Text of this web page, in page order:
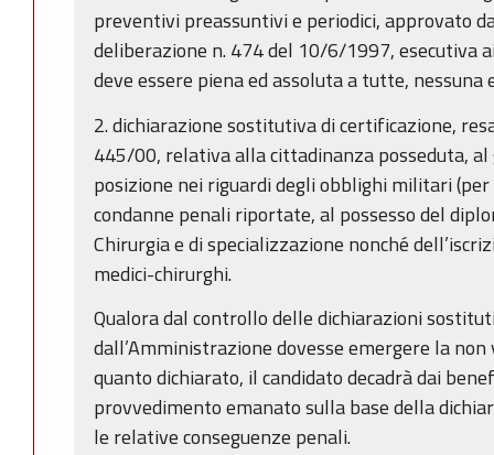
preventivi preassuntivi e periodici, approvato
deliberazione n. 474 del 10/6/1997, esecutiva
deve essere piena ed assoluta a tutte, nessuna
2. dichiarazione sostitutiva di certificazione,
445/00, relativa alla cittadinanza posseduta,
posizione nei riguardi degli obblighi militari
condanne penali riportate, al possesso del
Chirurgia e di specializzazione nonché
medici-chirurghi.
Qualora dal controllo delle dichiarazioni
dall’Amministrazione dovesse emergere la
quanto dichiarato, il candidato decadrà dai
provvedimento emanato sulla base della
le relative conseguenze penali.